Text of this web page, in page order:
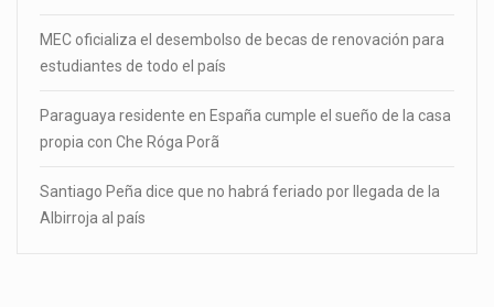
MEC oficializa el desembolso de becas de renovación para
estudiantes de todo el país
Paraguaya residente en España cumple el sueño de la casa
propia con Che Róga Porã
Santiago Peña dice que no habrá feriado por llegada de la
Albirroja al país